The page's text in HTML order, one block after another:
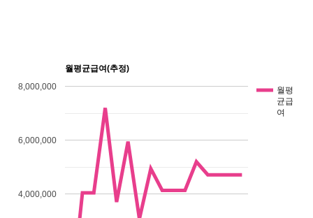
월평균급여(추정)
월평
균급
여
4,000,000
6,000,000
8,000,000